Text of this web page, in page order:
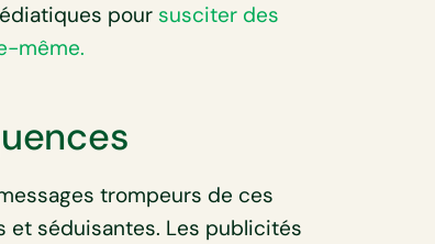
pour susciter des
même.
trompeurs de ces
séduisantes. Les publicités